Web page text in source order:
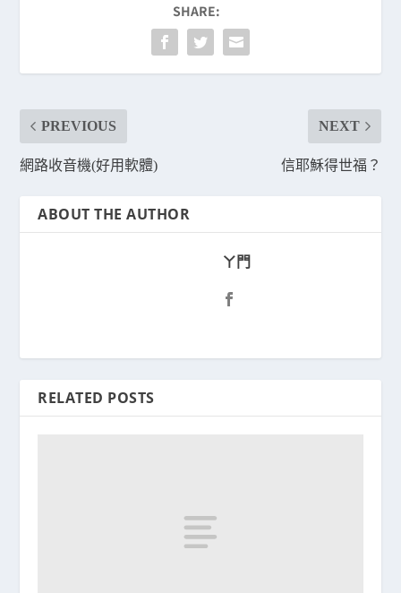
SHARE:
PREVIOUS
網路收音機(好用軟體)
NEXT
信耶穌得世福？
ABOUT THE AUTHOR
ㄚ門
RELATED POSTS